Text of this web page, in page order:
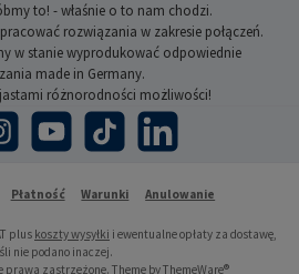
to! - właśnie o to nam chodzi.
rozwiązania w zakresie połączeń.
w stanie wyprodukować odpowiednie
made in Germany.
różnorodności możliwości!
YouTube TikTok LinkedIn
Płatność Warunki Anulowanie
plus koszty wysyłki i ewentualne opłaty za dostawę,
nie podano inaczej.
prawa zastrzeżone. Theme byThemeWare®